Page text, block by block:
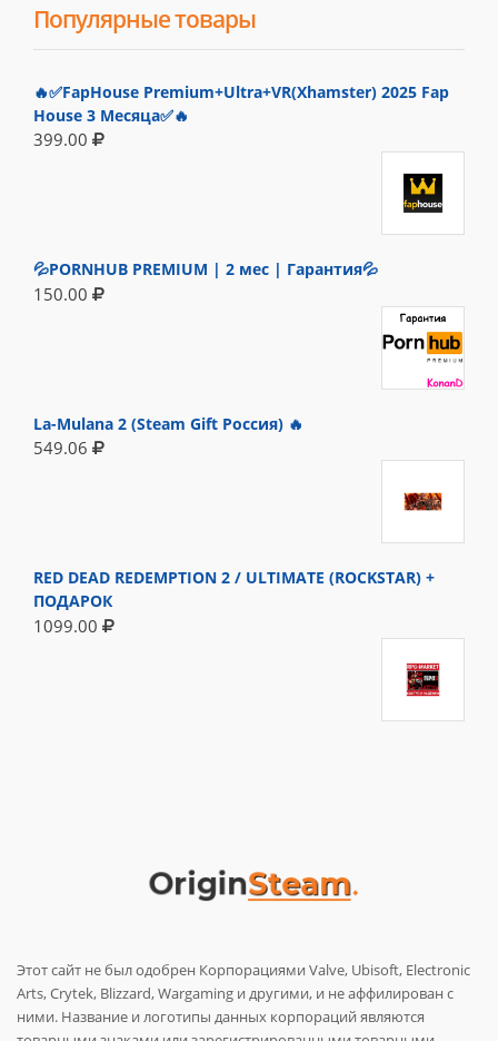
Популярные товары
🔥✅FapHouse Premium+Ultra+VR(Xhamster) 2025 Fap
House 3 Месяца✅🔥
399.00
💦PORNHUB PREMIUM | 2 мес | Гарантия💦
150.00
La-Mulana 2 (Steam Gift Россия) 🔥
549.06
RED DEAD REDEMPTION 2 / ULTIMATE (ROCKSTAR) +
ПОДАРОК
1099.00
Этот сайт не был одобрен Корпорациями Valve, Ubisoft, Electronic
Arts, Crytek, Blizzard, Wargaming и другими, и не аффилирован с
ними. Название и логотипы данных корпораций являются